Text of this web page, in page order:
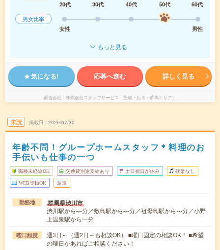
20代
30代 40代 50代
60代
男女比率
女性
男性
もっと見る
気になる! 応募へ進む 詳しく見る
派遣会社 株式会社スタッフサービス（茨城・栃木・群馬エリア）
未読 掲載日 2026/07/30
年齢不問！グループホームスタッフ＊料理のお
手伝いも仕事の一つ
職種未経験OK 交通費別途支給あり 土日祝日が休み 残業なし
WEB登録OK 派遣
勤務地 群馬県渋川市
渋川駅から---分／敷島駅から---分／祖母島駅から---分／小野
上温泉駅から---分
曜日頻度
週3日～（週2日～も相談OK） ■曜日固定の相談OK！ ■希望
の曜日があればご相談ください！